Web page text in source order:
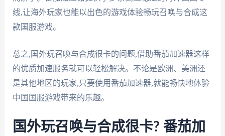
线,让海外玩家也能以出色的游戏体验畅玩召唤与合成这
款国服游戏。
总之,国外玩召唤与合成很卡的问题,借助番茄加速器这样
的优质加速服务就可以轻松解决。不论是欧洲、美洲还
是其他地区的玩家,只要使用番茄加速器,就能畅快地体验
中国国服游戏带来的乐趣。
国外玩召唤与合成很卡? 番茄加